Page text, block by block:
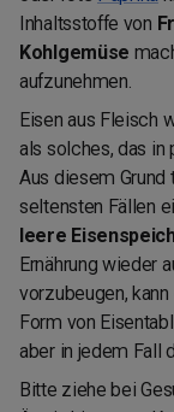
Inhaltsstoffe von
Kohlgemüse
aufzunehmen.
Eisen aus Fleisch
als solches, das in
Aus diesem
seltensten Fällen
leere
Ernährung wieder
vorzubeugen,
Form von
aber in jedem Fall
Bitte ziehe bei